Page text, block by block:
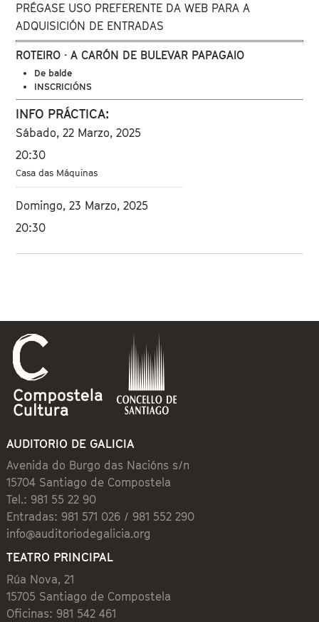
PRÉGASE USO PREFERENTE DA WEB PARA A
ADQUISICIÓN DE ENTRADAS
ROTEIRO · A CARÓN DE BULEVAR PAPAGAIO
De balde
INSCRICIÓNS
INFO PRÁCTICA:
Sábado, 22 Marzo, 2025
20:30
Casa das Máquinas
Domingo, 23 Marzo, 2025
20:30
AUDITORIO DE GALICIA
Avenida do Burgo das Nacións s/n
15704 Santiago de Compostela
Tel.: 981 55 22 90
Entradas: 981 571 026 / 981 552 290
info@auditoriodegalicia.org
TEATRO PRINCIPAL
Rúa Nova, 21
15705 Santiago de Compostela
Oficinas: 981 542 461